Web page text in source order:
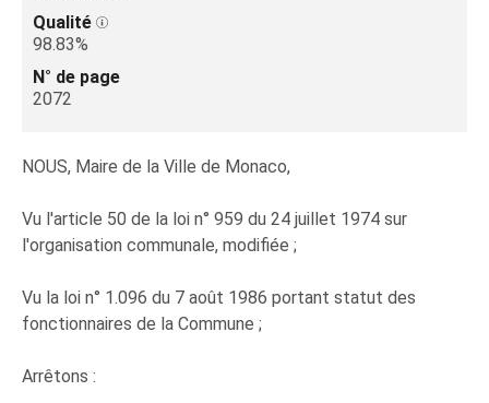
Qualité
98.83%
N° de page
2072
NOUS, Maire de la Ville de Monaco,
Vu l'article 50 de la loi n° 959 du 24 juillet 1974 sur
l'organisation communale, modifiée ;
Vu la loi n° 1.096 du 7 août 1986 portant statut des
fonctionnaires de la Commune ;
Arrêtons :